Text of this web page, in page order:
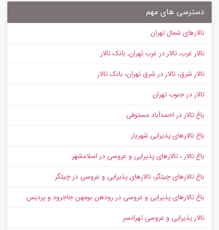
دسترسی های مهم
تالارهای شمال تهران
تالار غرب, تالار در غرب تهران, بانک تالار
تالار شرق، تالار در شرق تهران، بانک تالار
تالار در جنوب تهران
باغ تالار در احمدآباد مستوفی
باغ تالارهای پذیرایی شهریار
باغ تالار ، تالارهای پذیرایی و عروسی در اسلامشهر
باغ تالارهای چیتگر، تالارهای پذیرایی و عروسی در چیتگر
باغ تالارهای پذیرایی و عروسی در رودهن بومهن جاجرود و پردیس
تالار پذیرایی و عروسی تهرانسر